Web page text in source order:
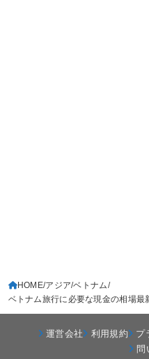
HOME アジア ベトナム
ベトナム旅行に必要な現金の相場最
運営会社 利用規約 プ
問